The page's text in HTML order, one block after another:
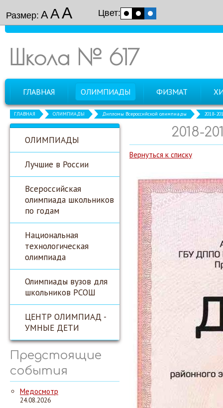
Размер: ААА Цвет:
Школа № 617
ГЛАВНАЯ ОЛИМПИАДЫ ФИЗМАТ
ГЛАВНАЯ ОЛИМПИАДЫ Дипломы Всероссийской олимпиады 2018-
ОЛИМПИАДЫ
Лучшие в России
Всероссийская
олимпиада школьников
по годам
Национальная
технологическая
олимпиада
Олимпиады вузов для
школьников РСОШ
ЦЕНТР ОЛИМПИАД -
УМНЫЕ ДЕТИ
Предстоящие
события
Медосмотр
24.08.2026
2018-
Вернуться к списку